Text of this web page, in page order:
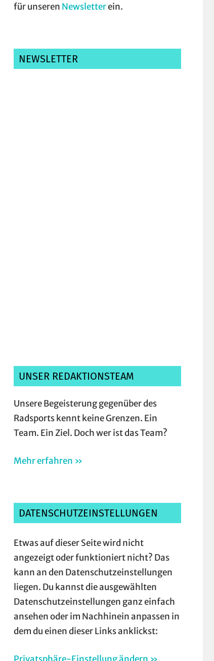
für unseren Newsletterein.
NEWSLETTER
UNSER REDAKTIONSTEAM
Unsere Begeisterung gegenüber des
Radsports kennt keine Grenzen. Ein
Team. Ein Ziel. Doch wer ist das Team?
Mehr erfahren »
DATENSCHUTZEINSTELLUNGEN
Etwas auf dieser Seite wird nicht
angezeigt oder funktioniert nicht? Das
kann an den Datenschutzeinstellungen
liegen. Du kannst die ausgewählten
Datenschutzeinstellungen ganz einfach
ansehen oder im Nachhinein anpassen in
dem du einen dieser Links anklickst: